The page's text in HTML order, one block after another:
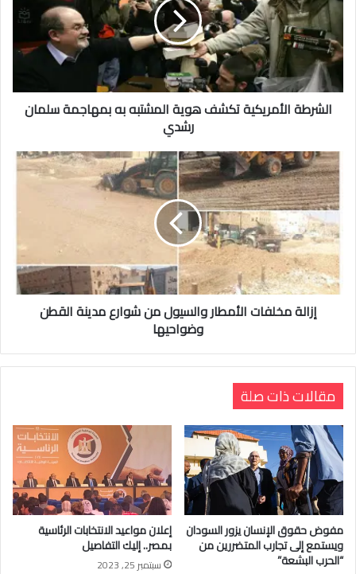
الشرطة الأمريكية تكشف هوية المشتبه به بمهاجمة سلمان
رشدي
إزالة مخلفات الأمطار والسيول من شوارع مدينة القطن
وضواحيها
مقالات ذات صلة
مفوض حقوق الإنسان يزور السودان
ويستمع إلى تجارب المتضررين من
“الحرب البشعة”
إعلان مواعيد الانتخابات الرئاسية
بمصر.. إليك التفاصيل
سبتمبر 25, 2023